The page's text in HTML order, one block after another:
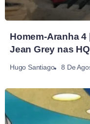
Homem-Aranha
Jean Grey nas
Hugo Santiago 8 De